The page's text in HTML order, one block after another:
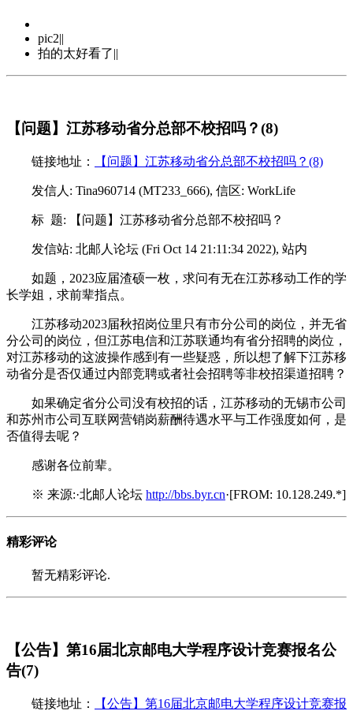
pic2||
拍的太好看了||
【问题】江苏移动省分总部不校招吗？(8)
链接地址： 【问题】江苏移动省分总部不校招吗？(8)
发信人: Tina960714 (MT233_666), 信区: WorkLife
标 题: 【问题】江苏移动省分总部不校招吗？
发信站: 北邮人论坛 (Fri Oct 14 21:11:34 2022), 站内
如题，2023应届渣硕一枚，求问有无在江苏移动工作的学
长学姐，求前辈指点。
江苏移动2023届秋招岗位里只有市分公司的岗位，并无省
分公司的岗位，但江苏电信和江苏联通均有省分招聘的岗位，
对江苏移动的这波操作感到有一些疑惑，所以想了解下江苏移
动省分是否仅通过内部竞聘或者社会招聘等非校招渠道招聘？
如果确定省分公司没有校招的话，江苏移动的无锡市公司
和苏州市公司互联网营销岗薪酬待遇水平与工作强度如何，是
否值得去呢？
感谢各位前辈。
※ 来源:·北邮人论坛 http://bbs.byr.cn·[FROM: 10.128.249.*]
精彩评论
暂无精彩评论.
【公告】第16届北京邮电大学程序设计竞赛报名公
告(7)
链接地址：
【公告】第16届北京邮电大学程序设计竞赛报